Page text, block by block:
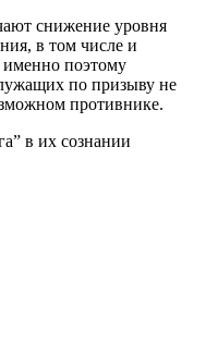
снижение уровня
в том числе и
именно поэтому
по призыву не
противнике.
в их сознании